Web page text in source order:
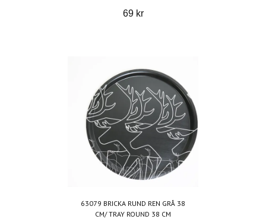
69 kr
63079 BRICKA RUND REN GRÅ 38
CM/ TRAY ROUND 38 CM